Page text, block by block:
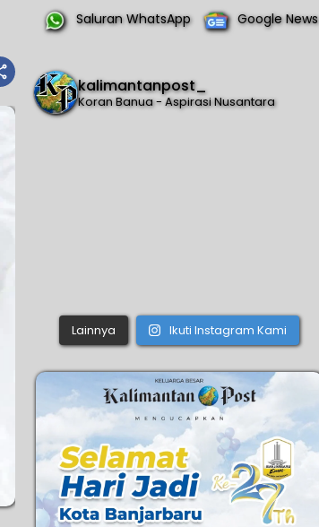
Saluran WhatsApp Google News
kalimantanpost_
Koran Banua - Aspirasi Nusantara
Lainnya Ikuti Instagram Kami